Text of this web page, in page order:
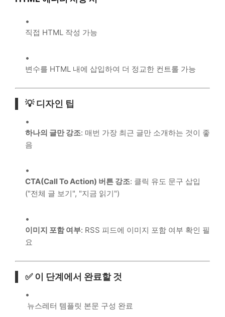
직접 HTML 작성 가능
변수를 HTML 내에 삽입하여 더 정교한 컨트롤 가능
💡 디자인 팁
하나의 글만 강조: 매번 가장 최근 글만 소개하는 것이 좋
음
CTA(Call To Action) 버튼 강조: 클릭 유도 문구 삽입
("전체 글 보기", "지금 읽기")
이미지 포함 여부: RSS 피드에 이미지 포함 여부 확인 필
요
✅ 이 단계에서 완료할 것
뉴스레터 템플릿 본문 구성 완료